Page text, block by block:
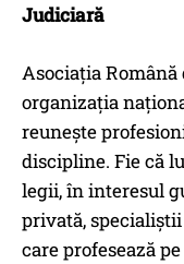
Judiciară
Asociația
organizația
reunește
discipline. Fie că
legii, în interesul
privată,
care profesează